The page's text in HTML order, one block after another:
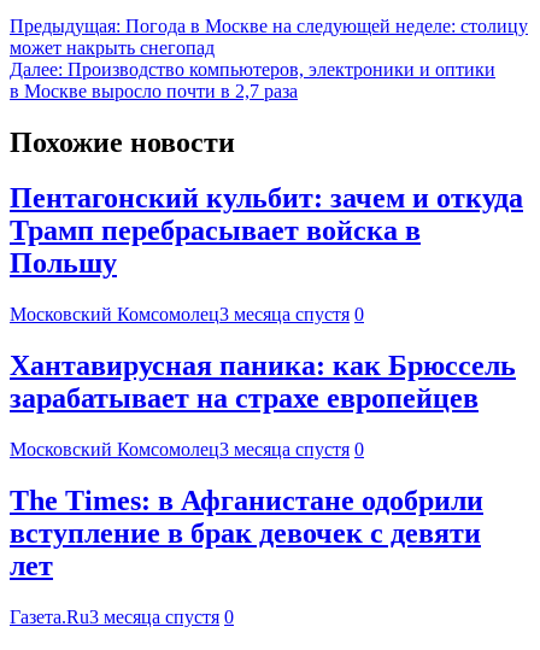
Предыдущая: Погода в Москве на следующей неделе: столицу
может накрыть снегопад
Далее: Производство компьютеров, электроники и оптики
в Москве выросло почти в 2,7 раза
Похожие новости
Пентагонский кульбит: зачем и откуда
Трамп перебрасывает войска в
Польшу
Московский Комсомолец3 месяца спустя 0
Хантавирусная паника: как Брюссель
зарабатывает на страхе европейцев
Московский Комсомолец3 месяца спустя 0
The Times: в Афганистане одобрили
вступление в брак девочек с девяти
лет
Газета.Ru3 месяца спустя 0